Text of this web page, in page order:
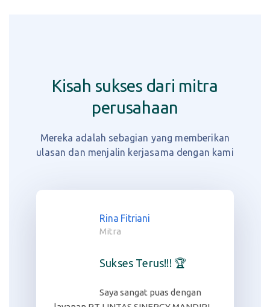
Kisah sukses dari mitra
perusahaan
Mereka adalah sebagian yang memberikan
ulasan dan menjalin kerjasama dengan kami
Rina Fitriani
Mitra
Sukses Terus!!! 🏆
Saya sangat puas dengan